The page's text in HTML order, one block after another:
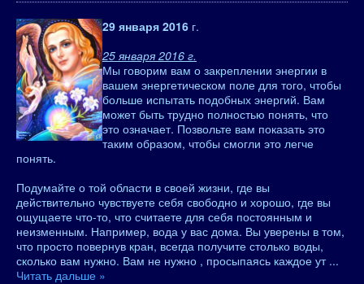
29 января 2016 г.
25 января 2016 г.
Мы говорим вам о закреплении энергии в
вашем энергетическом поле для того, чтобы
больше испытать подобных энергий. Вам
может быть трудно полностью понять, что
это означает. Позвольте вам показать это
таким образом, чтобы смогли это легче
понять.
Подумайте о той области в своей жизни, где вы
действительно чувствуете себя свободно и хорошо, где вы
ощущаете что-то, что считаете для себя постоянным и
неизменным. Например, вода у вас дома. Вы уверены в том,
что просто повернув кран, всегда получите столько воды,
сколько вам нужно. Вам не нужно , просыпаясь каждое ут ...
Читать дальше »